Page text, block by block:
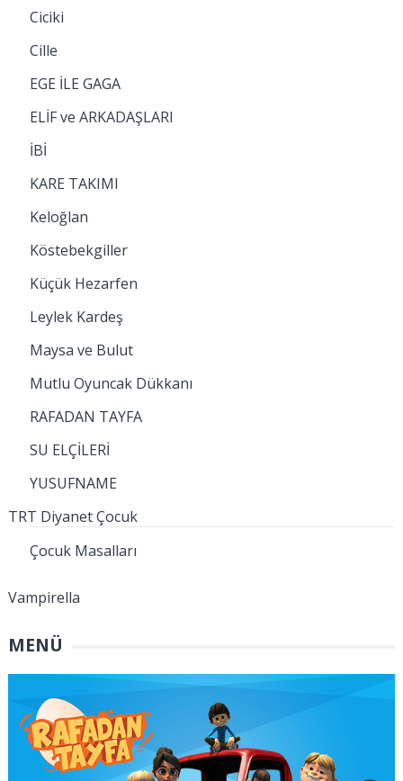
Ciciki
Cille
EGE İLE GAGA
ELİF ve ARKADAŞLARI
İBİ
KARE TAKIMI
Keloğlan
Köstebekgiller
Küçük Hezarfen
Leylek Kardeş
Maysa ve Bulut
Mutlu Oyuncak Dükkanı
RAFADAN TAYFA
SU ELÇİLERİ
YUSUFNAME
TRT Diyanet Çocuk
Çocuk Masalları
Vampirella
MENÜ